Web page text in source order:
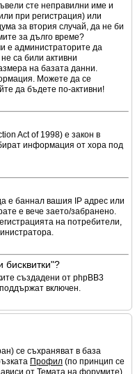
сте неправилни име и
при регистрация) или
за втория случай, да не би
за дълго време?
е администраторите да
са били активни
на базата данни.
Можете да се
да бъдете по-активни!
Act of 1998) е закон в
информация от хора под
е баннал вашия IP адрес или
е вече заето/забранено.
на потребители,
бисквитки"?
създадени от phpBB3
включен.
се съхраняват в база
Профил (по принцип се
от Темата на форумите).